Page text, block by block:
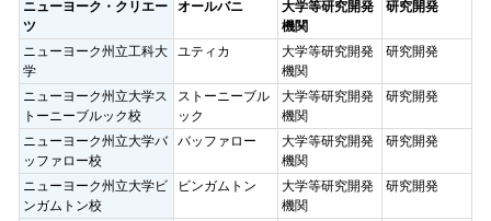
ニューヨーク・クリエー
ツ
オールバニ
大学等研究開発
機関
研究開発
ニューヨーク州立工科大
学
ユティカ
大学等研究開発
機関
研究開発
ニューヨーク州立大学ス
トーニーブルック校
ストーニーブル
ック
大学等研究開発
機関
研究開発
ニューヨーク州立大学バ
ッファロー校
バッファロー
大学等研究開発
機関
研究開発
ニューヨーク州立大学ビ
ンガムトン校
ビンガムトン
大学等研究開発
機関
研究開発